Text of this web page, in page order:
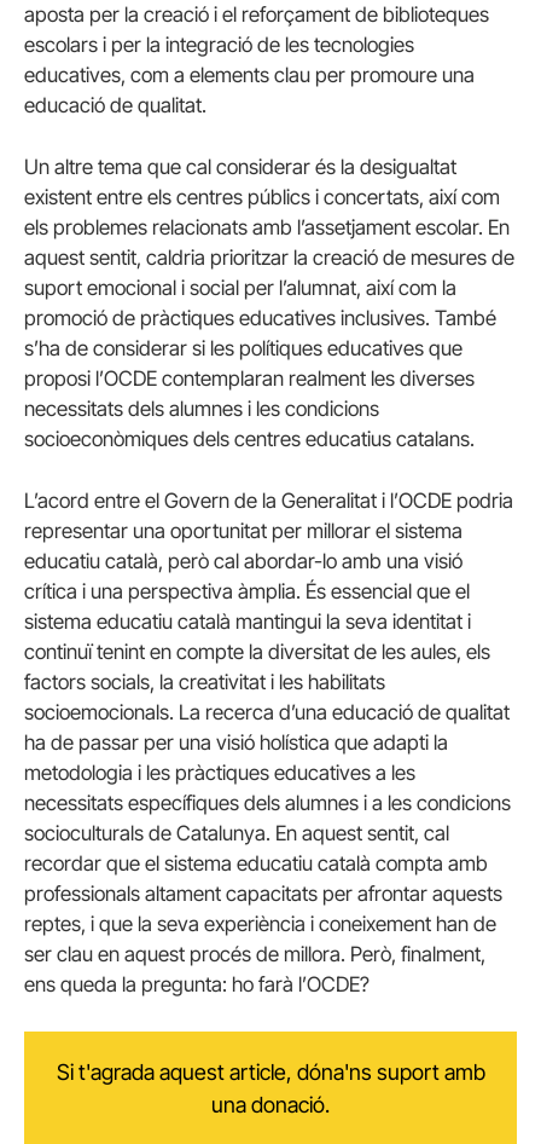
aposta per la creació i el reforçament de biblioteques
escolars i per la integració de les tecnologies
educatives, com a elements clau per promoure una
educació de qualitat.
Un altre tema que cal considerar és la desigualtat
existent entre els centres públics i concertats, així com
els problemes relacionats amb l’assetjament escolar. En
aquest sentit, caldria prioritzar la creació de mesures de
suport emocional i social per l’alumnat, així com la
promoció de pràctiques educatives inclusives. També
s’ha de considerar si les polítiques educatives que
proposi l’OCDE contemplaran realment les diverses
necessitats dels alumnes i les condicions
socioeconòmiques dels centres educatius catalans.
L’acord entre el Govern de la Generalitat i l’OCDE podria
representar una oportunitat per millorar el sistema
educatiu català, però cal abordar-lo amb una visió
crítica i una perspectiva àmplia. És essencial que el
sistema educatiu català mantingui la seva identitat i
continuï tenint en compte la diversitat de les aules, els
factors socials, la creativitat i les habilitats
socioemocionals. La recerca d’una educació de qualitat
ha de passar per una visió holística que adapti la
metodologia i les pràctiques educatives a les
necessitats específiques dels alumnes i a les condicions
socioculturals de Catalunya. En aquest sentit, cal
recordar que el sistema educatiu català compta amb
professionals altament capacitats per afrontar aquests
reptes, i que la seva experiència i coneixement han de
ser clau en aquest procés de millora. Però, finalment,
ens queda la pregunta: ho farà l’OCDE?
Si t'agrada aquest article, dóna'ns suport amb
una donació.